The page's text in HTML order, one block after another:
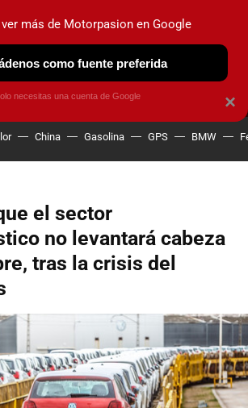
NUEVO
ELÉCTRICOS OBSERVATORIO
China Gasolina GPS BMW
el sector
no levantará cabeza
tras la crisis del
×
ver más de Motorpasion en Google
como fuente preferida
necesitas una cuenta de Google